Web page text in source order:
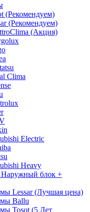
(Рекомендуем)
(Рекомендуем)
(Акция)
Clima
Electric
Heavy
Наружный блок +
Lessar (Лучшая цена)
Ballu
Tosot (5 Лет